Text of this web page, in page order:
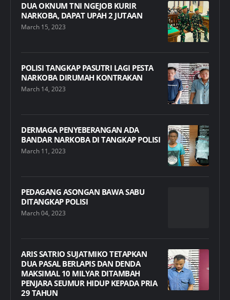
DUA OKNUM TNI NGEJOB KURIR
NARKOBA, DAPAT UPAH 2 JUTAAN
March 15, 2023
POLISI TANGKAP PASUTRI LAGI PESTA
NARKOBA DIRUMAH KONTRAKAN
March 14, 2023
DERMAGA PENYEBERANGAN ADA
BANDAR NARKOBA DI TANGKAP POLISI
March 11, 2023
PEDAGANG ASONGAN BAWA SABU
DITANGKAP POLISI
March 04, 2023
ARIS SATRIO SUJATMIKO TETAPKAN
DUA PASAL BERLAPIS DAN DENDA
MAKSIMAL 10 MILYAR DITAMBAH
PENJARA SEUMUR HIDUP KEPADA PRIA
29 TAHUN